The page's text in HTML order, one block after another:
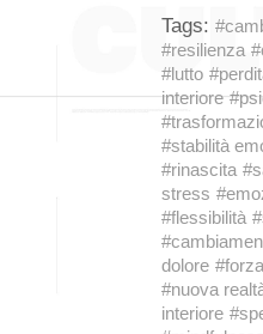
Tags:
#resilienza
#lutto
interiore
#stabilità
#rinascita
stress
#flessibilità
dolore
#nuova
interiore